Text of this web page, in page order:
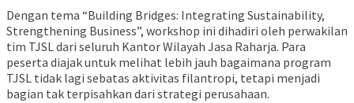
Dengan tema “Building Bridges: Integrating Sustainability,
Strengthening Business”, workshop ini dihadiri oleh perwakilan
tim TJSL dari seluruh Kantor Wilayah Jasa Raharja. Para
peserta diajak untuk melihat lebih jauh bagaimana program
TJSL tidak lagi sebatas aktivitas filantropi, tetapi menjadi
bagian tak terpisahkan dari strategi perusahaan.